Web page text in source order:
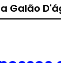
Galão